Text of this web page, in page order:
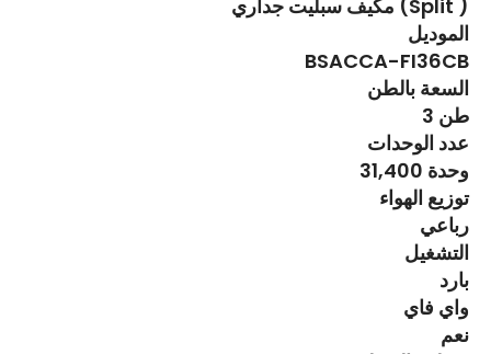
مكيف سبليت جداري (Split )
الموديل
BSACCA-FI36CB
السعة بالطن
3 طن
عدد الوحدات
31,400 وحدة
توزيع الهواء
رباعي
التشغيل
بارد
واي فاي
نعم